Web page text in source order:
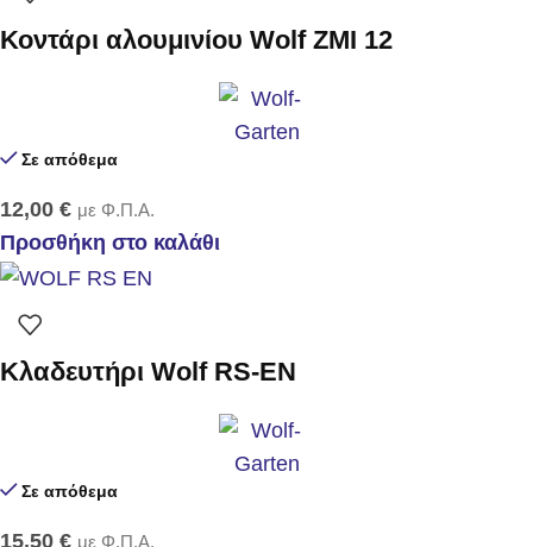
Κοντάρι αλουμινίου Wolf ZMI 12
Σε απόθεμα
12,00 € με Φ.Π.Α.
Προσθήκη στο καλάθι
Κλαδευτήρι Wolf RS-EN
Σε απόθεμα
15,50 € με Φ.Π.Α.